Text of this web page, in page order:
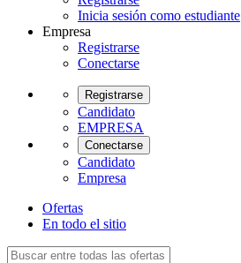
Inicia sesión como estudiante
Empresa
Registrarse
Conectarse
Registrarse
Candidato
EMPRESA
Conectarse
Candidato
Empresa
Ofertas
En todo el sitio